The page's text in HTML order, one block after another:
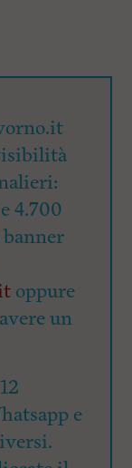
4.700
oppure
un
e